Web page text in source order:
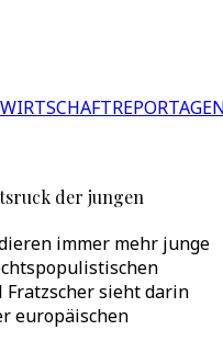
WIRTSCHAFT
der jungen
immer mehr junge
Fratzscher sieht darin
europäischen